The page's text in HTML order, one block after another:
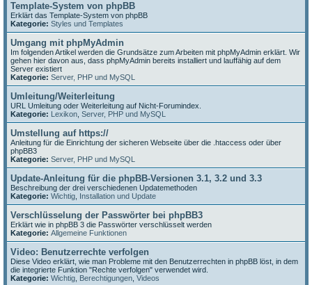
Template-System von phpBB
Erklärt das Template-System von phpBB
Kategorie: Styles und Templates
Umgang mit phpMyAdmin
Im folgenden Artikel werden die Grundsätze zum Arbeiten mit phpMyAdmin erklärt. Wir
gehen hier davon aus, dass phpMyAdmin bereits installiert und lauffähig auf dem
Server existiert
Kategorie: Server, PHP und MySQL
Umleitung/Weiterleitung
URL Umleitung oder Weiterleitung auf Nicht-Forumindex.
Kategorie: Lexikon Server, PHP und MySQL
Umstellung auf https://
Anleitung für die Einrichtung der sicheren Webseite über die .htaccess oder über
phpBB3
Kategorie: Server, PHP und MySQL
Update-Anleitung für die phpBB-Versionen 3.1, 3.2 und 3.3
Beschreibung der drei verschiedenen Updatemethoden
Kategorie: Wichtig Installation und Update
Verschlüsselung der Passwörter bei phpBB3
Erklärt wie in phpBB 3 die Passwörter verschlüsselt werden
Kategorie: Allgemeine Funktionen
Video: Benutzerrechte verfolgen
Diese Video erklärt, wie man Probleme mit den Benutzerrechten in phpBB löst, in dem
die integrierte Funktion "Rechte verfolgen" verwendet wird.
Kategorie: Wichtig Berechtigungen Videos